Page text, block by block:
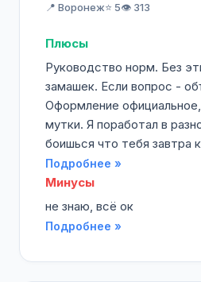
📍 Воронеж⭐ 5👁️ 313
Плюсы
Руководство норм. Без
замашек. Если вопрос -
Оформление
мутки. Я поработал в
боишься что тебя завтра
Подробнее »
Минусы
не знаю, всё ок
Подробнее »